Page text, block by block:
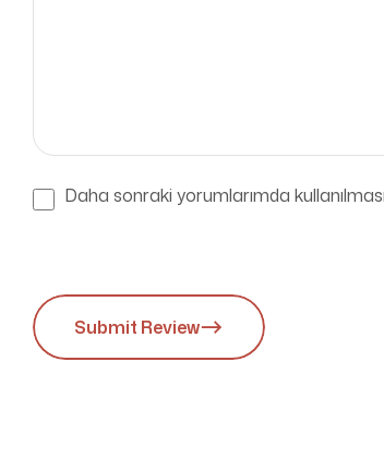
Daha sonraki yorumlarımda
Submit Review